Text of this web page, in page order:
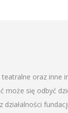
oraz inne
może się odbyć